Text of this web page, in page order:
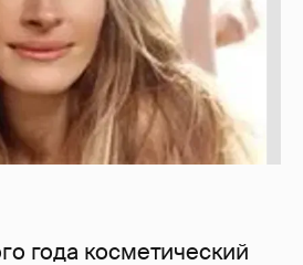
года косметический